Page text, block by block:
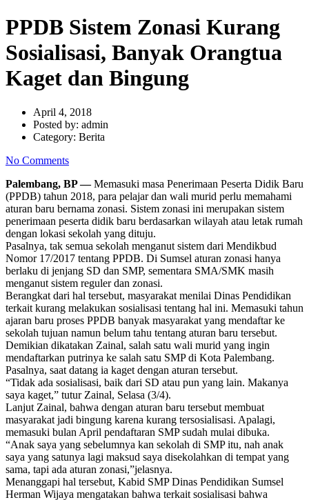
PPDB Sistem Zonasi Kurang
Sosialisasi, Banyak Orangtua
Kaget dan Bingung
April 4, 2018
Posted by: admin
Category: Berita
No Comments
Palembang, BP —Memasuki masa Penerimaan Peserta Didik Baru
(PPDB) tahun 2018, para pelajar dan wali murid perlu memahami
aturan baru bernama zonasi. Sistem zonasi ini merupakan sistem
penerimaan peserta didik baru berdasarkan wilayah atau letak rumah
dengan lokasi sekolah yang dituju.
Pasalnya, tak semua sekolah menganut sistem dari Mendikbud
Nomor 17/2017 tentang PPDB. Di Sumsel aturan zonasi hanya
berlaku di jenjang SD dan SMP, sementara SMA/SMK masih
menganut sistem reguler dan zonasi.
Berangkat dari hal tersebut, masyarakat menilai Dinas Pendidikan
terkait kurang melakukan sosialisasi tentang hal ini. Memasuki tahun
ajaran baru proses PPDB banyak masyarakat yang mendaftar ke
sekolah tujuan namun belum tahu tentang aturan baru tersebut.
Demikian dikatakan Zainal, salah satu wali murid yang ingin
mendaftarkan putrinya ke salah satu SMP di Kota Palembang.
Pasalnya, saat datang ia kaget dengan aturan tersebut.
“Tidak ada sosialisasi, baik dari SD atau pun yang lain. Makanya
saya kaget,” tutur Zainal, Selasa (3/4).
Lanjut Zainal, bahwa dengan aturan baru tersebut membuat
masyarakat jadi bingung karena kurang tersosialisasi. Apalagi,
memasuki bulan April pendaftaran SMP sudah mulai dibuka.
“Anak saya yang sebelumnya kan sekolah di SMP itu, nah anak
saya yang satunya lagi maksud saya disekolahkan di tempat yang
sama, tapi ada aturan zonasi,”jelasnya.
Menanggapi hal tersebut, Kabid SMP Dinas Pendidikan Sumsel
Herman Wijaya mengatakan bahwa terkait sosialisasi bahwa